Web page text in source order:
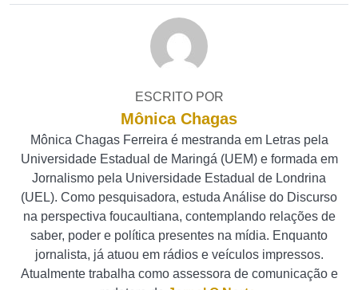
ESCRITO POR
Mônica Chagas
Mônica Chagas Ferreira é mestranda em Letras pela
Universidade Estadual de Maringá (UEM) e formada em
Jornalismo pela Universidade Estadual de Londrina
(UEL). Como pesquisadora, estuda Análise do Discurso
na perspectiva foucaultiana, contemplando relações de
saber, poder e política presentes na mídia. Enquanto
jornalista, já atuou em rádios e veículos impressos.
Atualmente trabalha como assessora de comunicação e